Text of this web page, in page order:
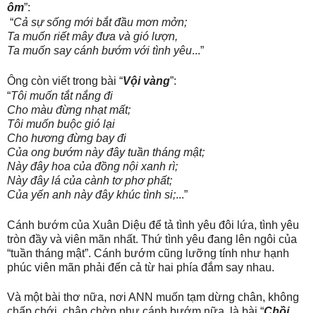
ôm”:
“Cả sự sống mới bắt đầu mơn mởn;
Ta muốn riết mây đưa và gió lượn,
Ta muốn say cánh bướm với tình yêu...”
Ông còn viết trong bài “Vội vàng”:
“Tôi muốn tắt nắng đi
Cho màu đừng nhạt mất;
Tôi muốn buộc gió lại
Cho hương đừng bay đi
Của ong bướm này đây tuần tháng mật;
Này đây hoa của đồng nội xanh rì;
Này đây lá của cành tơ phơ phất;
Của yến anh này đây khúc tình si;...”
Cánh bướm của Xuân Diệu để tả tình yêu đôi lứa, tình yêu
tròn đầy và viên mãn nhất. Thứ tình yêu đang lên ngôi của
“tuần tháng mật”. Cánh bướm cũng lưỡng tính như hạnh
phúc viên mãn phải đến cả từ hai phía đắm say nhau.
Và một bài thơ nữa, nơi ANN muốn tạm dừng chân, không